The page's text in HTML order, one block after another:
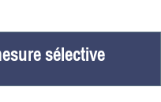
sélective